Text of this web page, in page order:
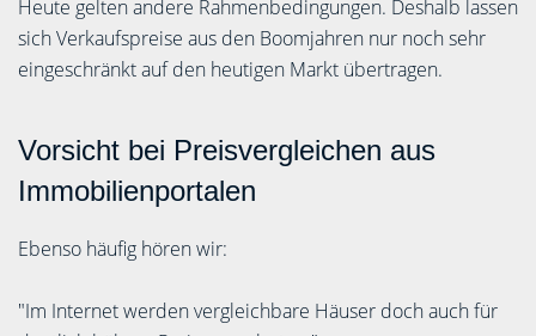
Heute gelten andere Rahmenbedingungen. Deshalb lassen
sich Verkaufspreise aus den Boomjahren nur noch sehr
eingeschränkt auf den heutigen Markt übertragen.
Vorsicht bei Preisvergleichen aus
Immobilienportalen
Ebenso häufig hören wir:
"Im Internet werden vergleichbare Häuser doch auch für